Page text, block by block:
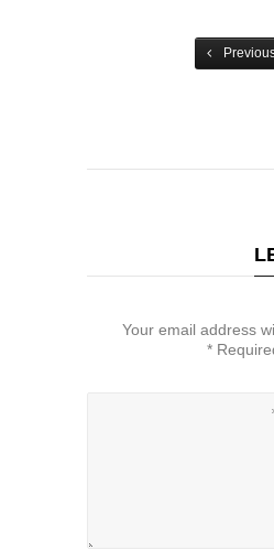
Your email address
*